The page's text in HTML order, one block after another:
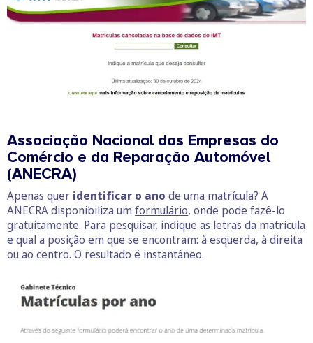
Associação Nacional das Empresas do
Comércio e da Reparação Automóvel
(ANECRA)
Apenas quer identificar o ano de uma matrícula? A
ANECRA disponibiliza um formulário, onde pode fazê-lo
gratuitamente. Para pesquisar, indique as letras da matrícula
e qual a posição em que se encontram: à esquerda, à direita
ou ao centro. O resultado é instantâneo.